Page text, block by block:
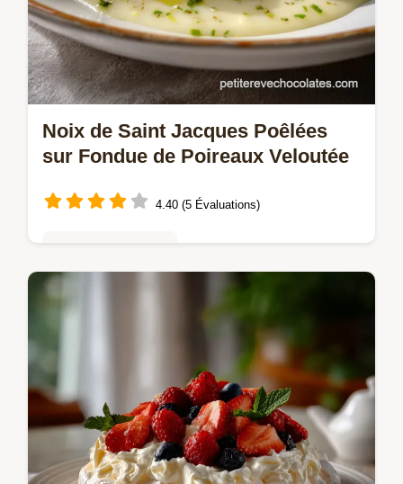
Noix de Saint Jacques Poêlées
sur Fondue de Poireaux Veloutée
4.40 (5 Évaluations)
Découvrez la recette de Noix de Saint
Jacques Poêlées sur Fondue de Poireaux.
Maîtrisez le poêlage pour une texture
parfaite.